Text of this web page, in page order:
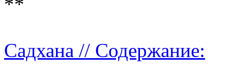
Садхана // Содержание: